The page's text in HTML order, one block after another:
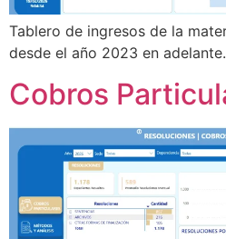
Tablero de ingresos de la
desde el año 2023 en adelante.
Cobros